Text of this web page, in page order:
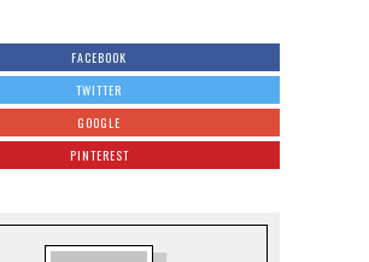
FACEBOOK
TWITTER
GOOGLE
PINTEREST